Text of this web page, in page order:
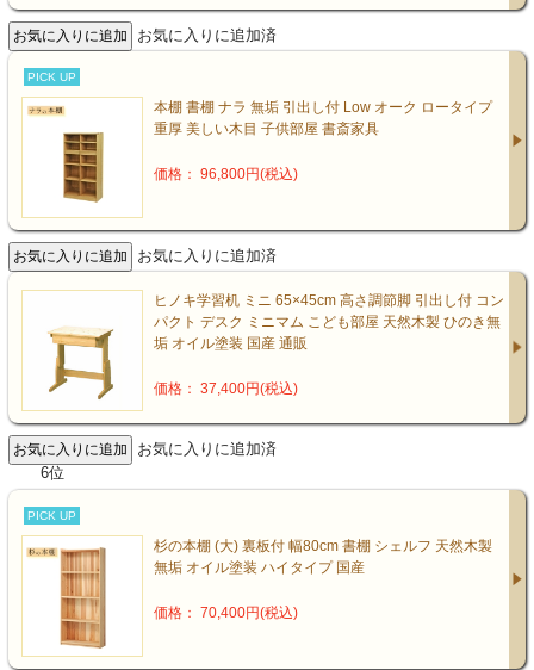
お気に入りに追加済
PICK UP
本棚 書棚 ナラ 無垢 引出し付 Low オーク ロータイプ
重厚 美しい木目 子供部屋 書斎家具
価格： 96,800円(税込)
お気に入りに追加済
ヒノキ学習机 ミニ 65×45cm 高さ調節脚 引出し付 コン
パクト デスク ミニマム こども部屋 天然木製 ひのき無
垢 オイル塗装 国産 通販
価格： 37,400円(税込)
お気に入りに追加済
6位
PICK UP
杉の本棚 (大) 裏板付 幅80cm 書棚 シェルフ 天然木製
無垢 オイル塗装 ハイタイプ 国産
価格： 70,400円(税込)